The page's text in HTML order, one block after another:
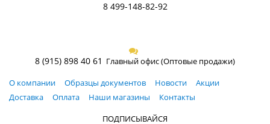
8 499-148-82-92
8 (915) 898 40 61 Главный офис (Оптовые продажи)
О компании
Образцы документов Новости
Акции
Доставка
Оплата Наши магазины
Контакты
ПОДПИСЫВАЙСЯ